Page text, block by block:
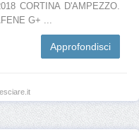
CORTINA D'AMPEZZO.
G+ ...
Approfondisci